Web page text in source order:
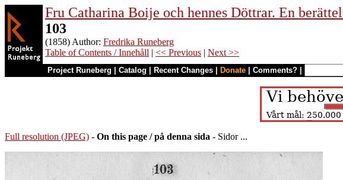
Fru Catharina Boije och hennes Döttrar. En
103
(1858) Author: Fredrika Runeberg
Table of Contents / Innehåll | << Previous | Next >>
Project Runeberg Catalog Recent Changes Donate Comments?
Full resolution (JPEG) - On this page / på denna sida - Sidor ...